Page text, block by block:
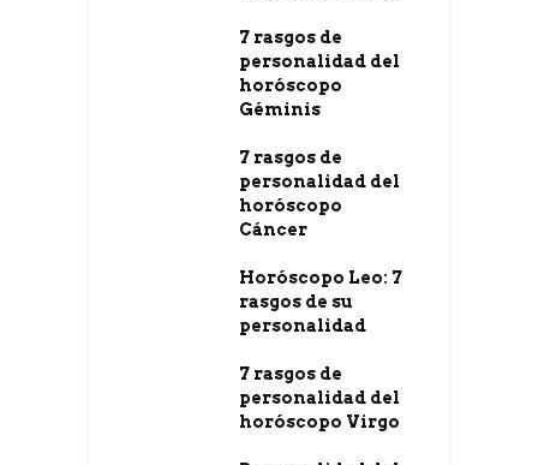
7 rasgos de
personalidad del
horóscopo
Géminis
7 rasgos de
personalidad del
horóscopo
Cáncer
Horóscopo Leo: 7
rasgos de su
personalidad
7 rasgos de
personalidad del
horóscopo Virgo